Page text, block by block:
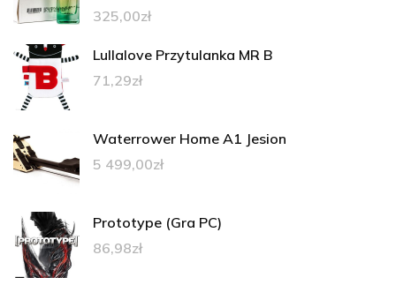
325,00zł
Lullalove Przytulanka MR B
71,29zł
Waterrower Home A1 Jesion
5 499,00zł
Prototype (Gra PC)
86,98zł